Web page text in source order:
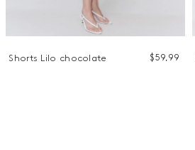
Shorts Lilo chocolate $59 99